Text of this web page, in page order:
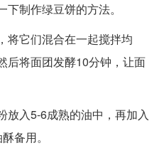
制作绿豆饼的方法。
将它们混合在一起搅拌均
后将面团发酵10分钟，让面
放入5-6成熟的油中，再加入
备用。